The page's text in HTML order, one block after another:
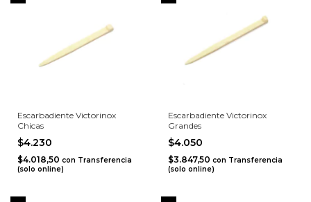
Escarbadiente Victorinox
Chicas
$4.230
$4.018,50 con Transferencia
(solo online)
Escarbadiente Victorinox
Grandes
$4.050
$3.847,50 con Transferencia
(solo online)